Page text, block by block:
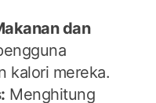
dan
kalori mereka.
Menghitung